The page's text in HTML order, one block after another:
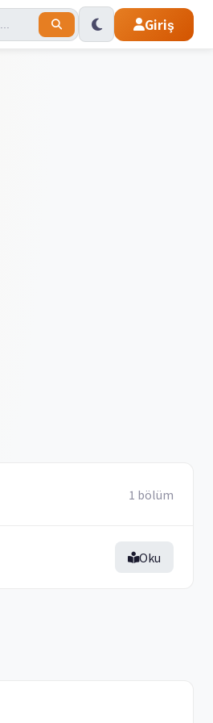
Giriş
1 bölüm
Oku